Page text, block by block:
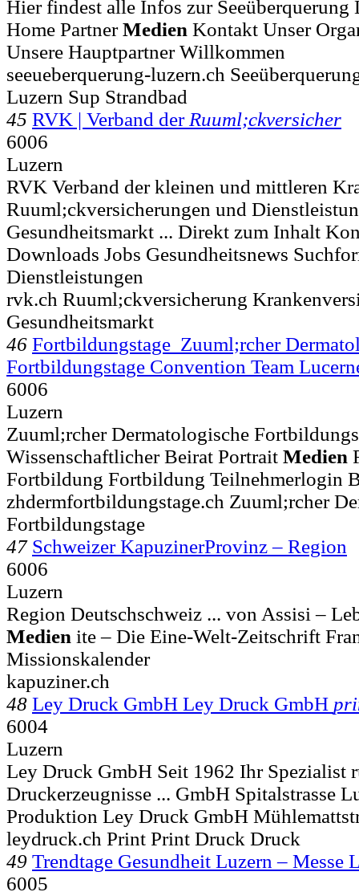
Hier findest alle Infos zur Seeüberquerung
Home PartnerMedien Kontakt Unser
Unsere Hauptpartner Willkommen
seeueberquerung-luzern.ch
Luzern Sup Strandbad
45 RVK | Verband der Ruuml;ckversicher
6006
Luzern
RVK Verband der kleinen und mittleren
Ruuml;ckversicherungen und
Gesundheitsmarkt ... Direkt zum Inhalt
Downloads Jobs Gesundheitsnews
Dienstleistungen
rvk.ch Ruuml;ckversicherung
Gesundheitsmarkt
46 Fortbildungstage Zuuml;rcher
Fortbildungstage Convention Team
6006
Luzern
Zuuml;rcher Dermatologische
Wissenschaftlicher Beirat Portrait Medien
Fortbildung Fortbildung Teilnehmerlogin
zhdermfortbildungstage.ch Zuuml;rcher
Fortbildungstage
47 Schweizer KapuzinerProvinz – Region
6006
Luzern
Region Deutschschweiz ... von Assisi –
Medien ite – Die Eine-Welt-Zeitschrift
Missionskalender
kapuziner.ch
48 Ley Druck GmbH Ley Druck GmbH
6004
Luzern
Ley Druck GmbH Seit 1962 Ihr Spezialist
Druckerzeugnisse ... GmbH Spitalstrasse
Produktion Ley Druck GmbH
leydruck.ch Print Print Druck Druck
49 Trendtage Gesundheit Luzern – Messe
6005